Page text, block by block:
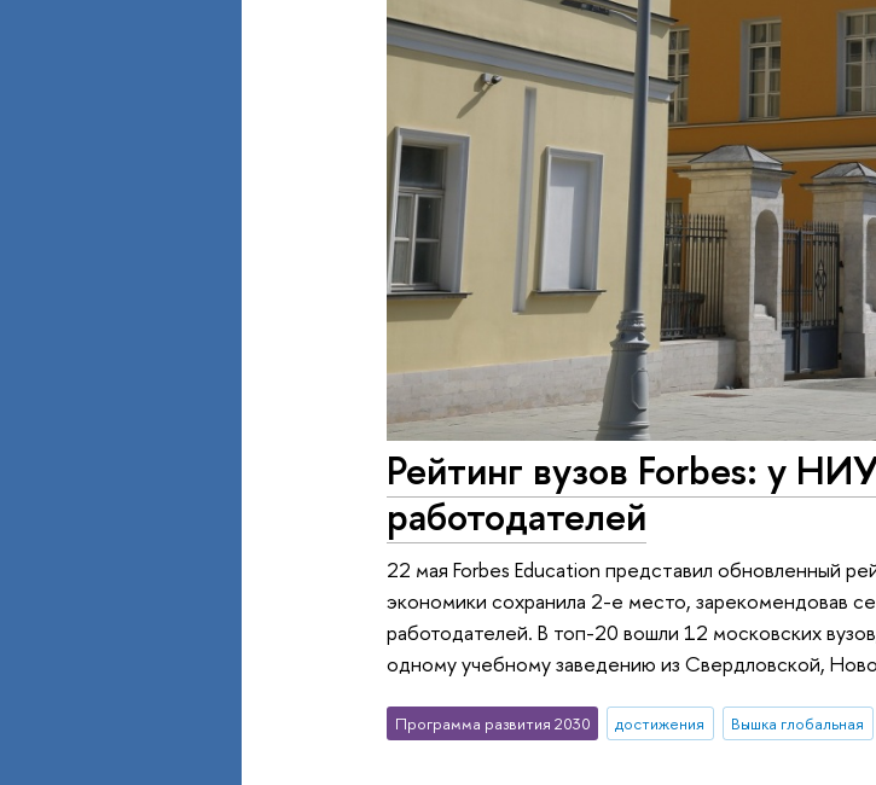
Рейтинг вузов Forbes: у
работодателей
22 мая Forbes Education представил обновленный
экономики сохранила 2-е место, зарекомендовав
работодателей. В топ-20 вошли 12 московских
одному учебному заведению из Свердловской,
Программа развития 2030 достижения Вышка глобальная